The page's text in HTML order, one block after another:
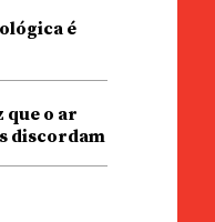
é
que o ar
discordam